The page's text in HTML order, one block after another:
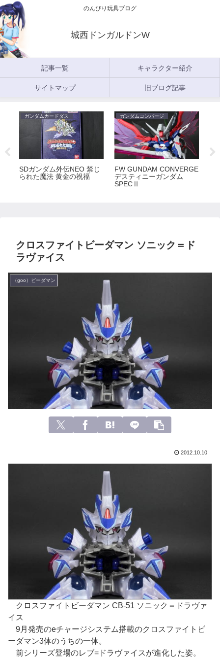
のんびり玩具ブログ
城西ドンガルドンW
記事一覧 キャラクター紹介
サイトマップ 旧ブログ記事
ガンダムカードダス
SDガンダム外伝NEO 禁じ
られた魔法 黄金の祝福
ガンダムコンバージ
FW GUNDAM CONVERGE
デスティニーガンダム
SPECⅡ
クロスファイトビーダマン ソニック＝ド
ラヴァイス
（goo）ビーダマン
2012.10.10
クロスファイトビーダマン CB-51 ソニック＝ドラヴァ
イス
9月発売のeチャージシステム搭載のクロスファイトビ
ーダマン3体のうちの一体。
前シリーズ登場のレブ=ドラヴァイスが進化した姿。